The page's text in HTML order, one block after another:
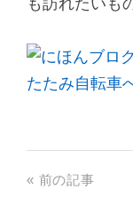
« 前の記事